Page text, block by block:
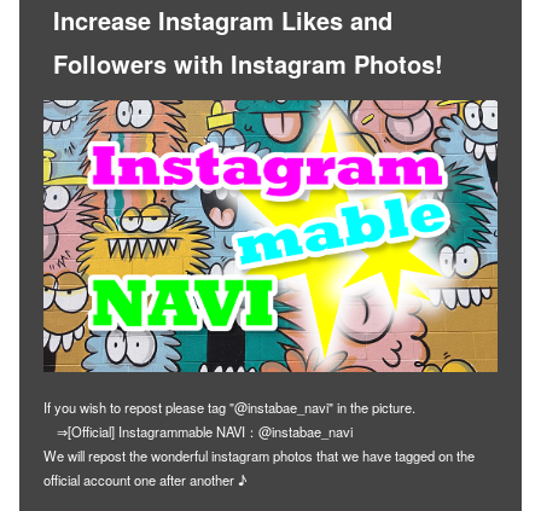
Increase Instagram Likes and
Followers with Instagram Photos!
If you wish to repost please tag "@instabae_navi" in the picture.
⇒[Official] Instagrammable NAVI：@instabae_navi
We will repost the wonderful instagram photos that we have tagged on the
official account one after another ♪